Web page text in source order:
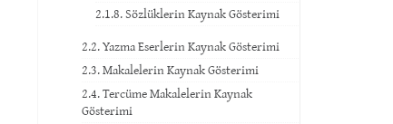
2.1.8. Sözlüklerin Kaynak Gösterimi
2.2. Yazma Eserlerin Kaynak Gösterimi
2.3. Makalelerin Kaynak Gösterimi
2.4. Tercüme Makalelerin Kaynak
Gösterimi